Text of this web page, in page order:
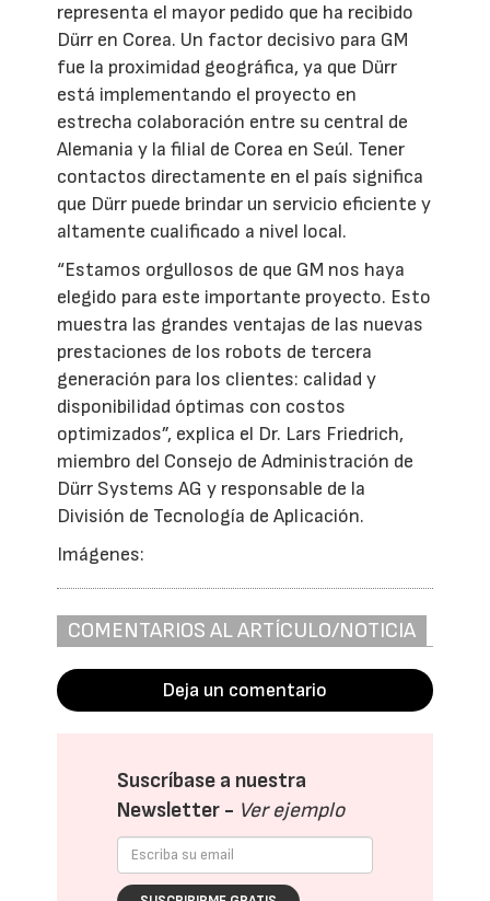
representa el mayor pedido que ha recibido
Dürr en Corea. Un factor decisivo para GM
fue la proximidad geográfica, ya que Dürr
está implementando el proyecto en
estrecha colaboración entre su central de
Alemania y la filial de Corea en Seúl. Tener
contactos directamente en el país significa
que Dürr puede brindar un servicio eficiente y
altamente cualificado a nivel local.
“Estamos orgullosos de que GM nos haya
elegido para este importante proyecto. Esto
muestra las grandes ventajas de las nuevas
prestaciones de los robots de tercera
generación para los clientes: calidad y
disponibilidad óptimas con costos
optimizados”, explica el Dr. Lars Friedrich,
miembro del Consejo de Administración de
Dürr Systems AG y responsable de la
División de Tecnología de Aplicación.
Imágenes:
COMENTARIOS AL ARTÍCULO/NOTICIA
Deja un comentario
Suscríbase a nuestra
Newsletter - Ver ejemplo